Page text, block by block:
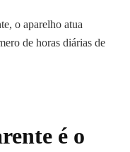
o aparelho atua
de horas diárias de
é o